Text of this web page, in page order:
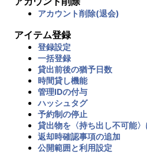
アカウント削除(退会)
アイテム登録
登録設定
一括登録
貸出前後の猶予日数
時間貸し機能
管理IDの付与
ハッシュタグ
予約制の停止
貸出物を〈持ち出し不可能〉
返却時確認事項の追加
公開範囲と利用設定